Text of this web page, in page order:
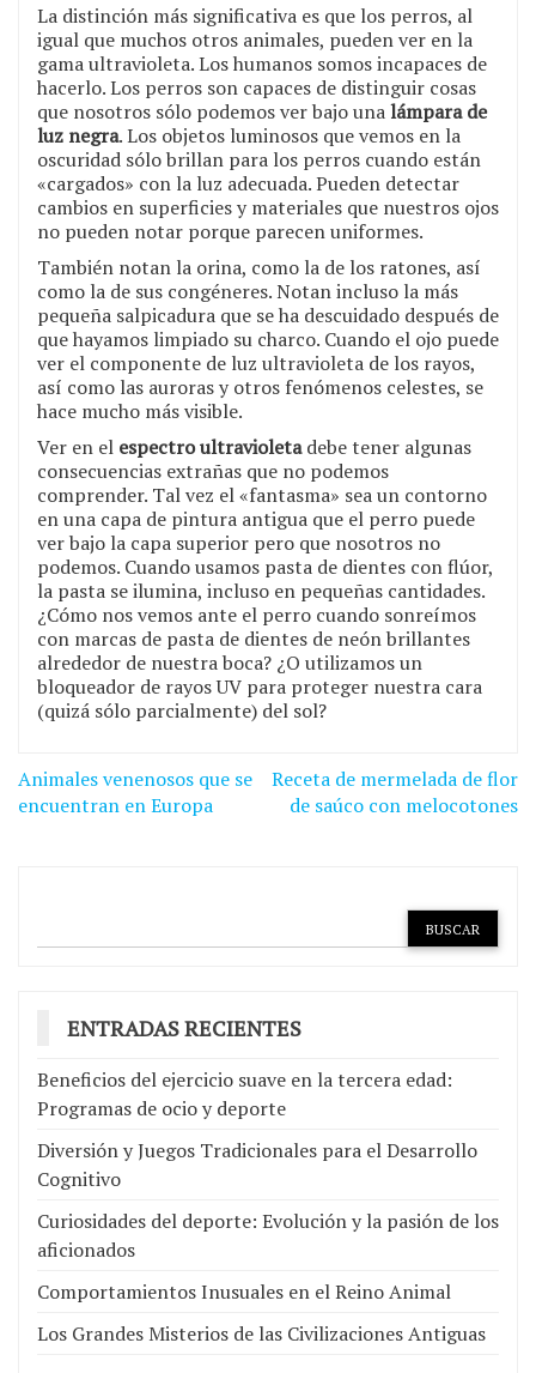
La distinción más significativa es que los perros, al
igual que muchos otros animales, pueden ver en la
gama ultravioleta. Los humanos somos incapaces de
hacerlo. Los perros son capaces de distinguir cosas
que nosotros sólo podemos ver bajo unalámpara de
luz negra. Los objetos luminosos que vemos en la
oscuridad sólo brillan para los perros cuando están
«cargados» con la luz adecuada. Pueden detectar
cambios en superficies y materiales que nuestros ojos
no pueden notar porque parecen uniformes.
También notan la orina, como la de los ratones, así
como la de sus congéneres. Notan incluso la más
pequeña salpicadura que se ha descuidado después de
que hayamos limpiado su charco. Cuando el ojo puede
ver el componente de luz ultravioleta de los rayos,
así como las auroras y otros fenómenos celestes, se
hace mucho más visible.
Ver en el espectro ultravioletadebe tener algunas
consecuencias extrañas que no podemos
comprender. Tal vez el «fantasma» sea un contorno
en una capa de pintura antigua que el perro puede
ver bajo la capa superior pero que nosotros no
podemos. Cuando usamos pasta de dientes con flúor,
la pasta se ilumina, incluso en pequeñas cantidades.
¿Cómo nos vemos ante el perro cuando sonreímos
con marcas de pasta de dientes de neón brillantes
alrededor de nuestra boca? ¿O utilizamos un
bloqueador de rayos UV para proteger nuestra cara
(quizá sólo parcialmente) del sol?
Navegación
de
Animales venenosos que se
encuentran en Europa
Receta de mermelada de flor
de saúco con melocotones
ENTRADAS RECIENTES
Beneficios del ejercicio suave en la tercera edad:
Programas de ocio y deporte
Diversión y Juegos Tradicionales para el Desarrollo
Cognitivo
Curiosidades del deporte: Evolución y la pasión de los
aficionados
Comportamientos Inusuales en el Reino Animal
Los Grandes Misterios de las Civilizaciones Antiguas